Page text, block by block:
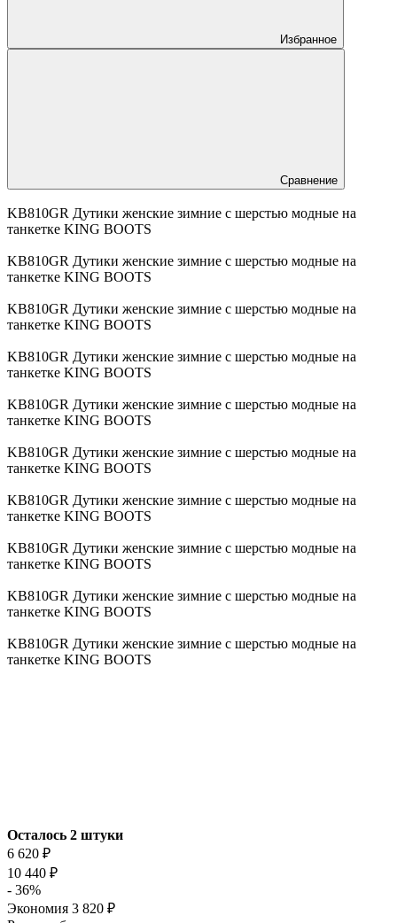
Избранное
Сравнение
KB810GR Дутики женские зимние с шерстью модные на
танкетке KING BOOTS
KB810GR Дутики женские зимние с шерстью модные на
танкетке KING BOOTS
KB810GR Дутики женские зимние с шерстью модные на
танкетке KING BOOTS
KB810GR Дутики женские зимние с шерстью модные на
танкетке KING BOOTS
KB810GR Дутики женские зимние с шерстью модные на
танкетке KING BOOTS
KB810GR Дутики женские зимние с шерстью модные на
танкетке KING BOOTS
KB810GR Дутики женские зимние с шерстью модные на
танкетке KING BOOTS
KB810GR Дутики женские зимние с шерстью модные на
танкетке KING BOOTS
KB810GR Дутики женские зимние с шерстью модные на
танкетке KING BOOTS
KB810GR Дутики женские зимние с шерстью модные на
танкетке KING BOOTS
Осталось 2 штуки
6 620 ₽
10 440 ₽
- 36%
Экономия 3 820 ₽